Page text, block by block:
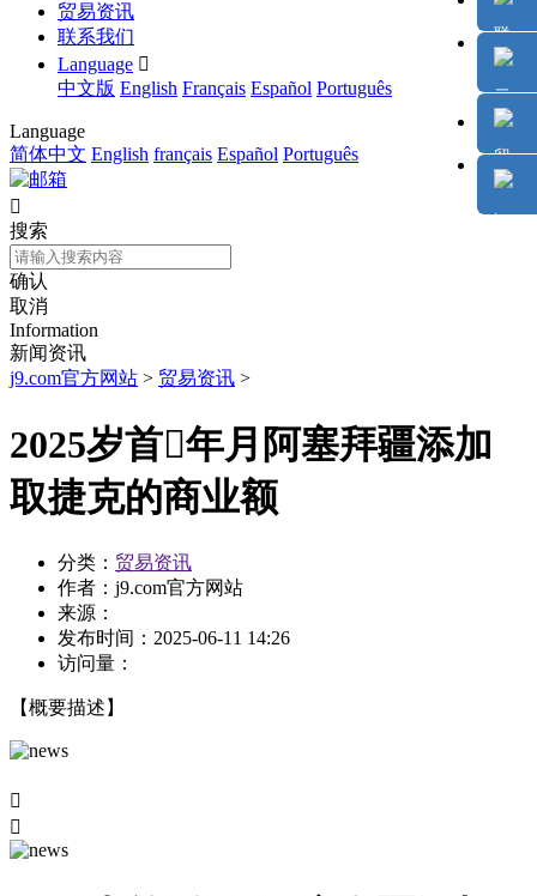
贸易资讯
联系我们
Language 
中文版 English Français Español Português
Language
简体中文 English français Español Português

搜索
确认
取消
Information
新闻资讯
j9.com官方网站 > 贸易资讯 >
2025岁首年月阿塞拜疆添加
取捷克的商业额
分类： 贸易资讯
作者： j9.com官方网站
来源：
发布时间： 2025-06-11 14:26
访问量：
【概要描述】

